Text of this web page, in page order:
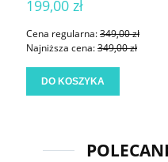
199,00 zł
Cena regularna:349,00 zł
Najniższa cena:349,00 zł
DO KOSZYKA